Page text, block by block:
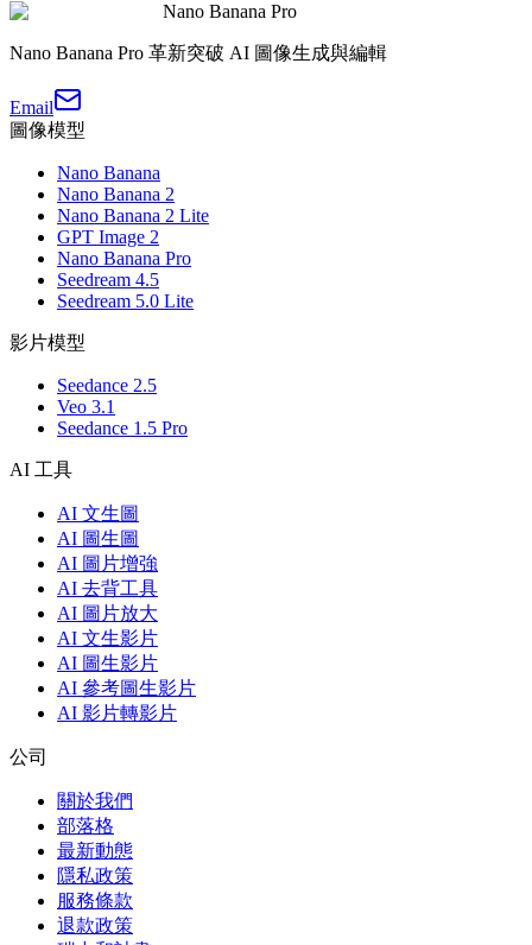
Nano Banana Pro
Nano Banana Pro 革新突破 AI 圖像生成與編輯
Email
圖像模型
Nano Banana
Nano Banana 2
Nano Banana 2 Lite
GPT Image 2
Nano Banana Pro
Seedream 4.5
Seedream 5.0 Lite
影片模型
Seedance 2.5
Veo 3.1
Seedance 1.5 Pro
AI 工具
AI 文生圖
AI 圖生圖
AI 圖片增強
AI 去背工具
AI 圖片放大
AI 文生影片
AI 圖生影片
AI 參考圖生影片
AI 影片轉影片
公司
關於我們
部落格
最新動態
隱私政策
服務條款
退款政策